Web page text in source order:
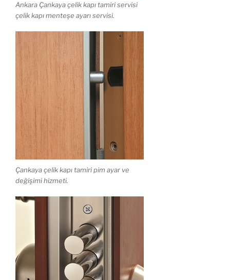
Ankara Çankaya çelik kapı tamiri servisi
çelik kapı menteşe ayarı servisi.
Çankaya çelik kapı tamiri pim ayar ve
değişimi hizmeti.